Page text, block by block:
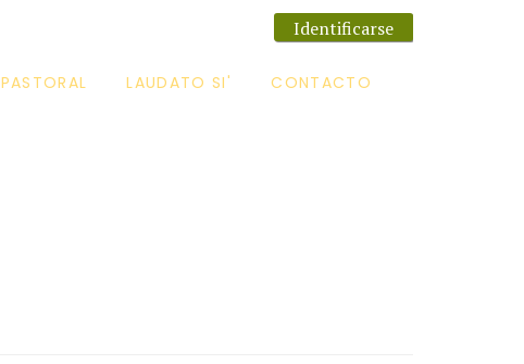
Identificarse
PASTORAL LAUDATO SI' CONTACTO